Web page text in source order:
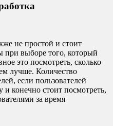
не простой и стоит
при выборе того, который
это посмотреть, сколько
лучше. Количество
если пользователей
конечно стоит посмотреть,
за время